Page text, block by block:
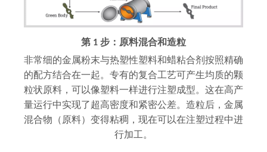
第 1 步：原料混合和造粒
非常细的金属粉末与热塑性塑料和蜡粘合剂按照精确
的配方结合在一起。专有的复合工艺可产生均质的颗
粒状原料，可以像塑料一样进行注塑成型。这在高产
量运行中实现了超高密度和紧密公差。造粒后，金属
混合物（原料）变得粘稠，现在可以在注塑过程中进
行加工。